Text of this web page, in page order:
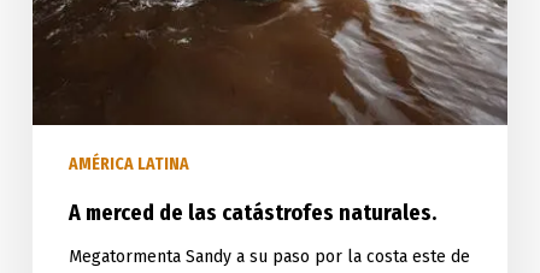
AMÉRICA LATINA
A merced de las catástrofes naturales.
Megatormenta Sandy a su paso por la costa este de